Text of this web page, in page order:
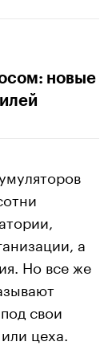
новые
а
Но все же
свои
цеха.